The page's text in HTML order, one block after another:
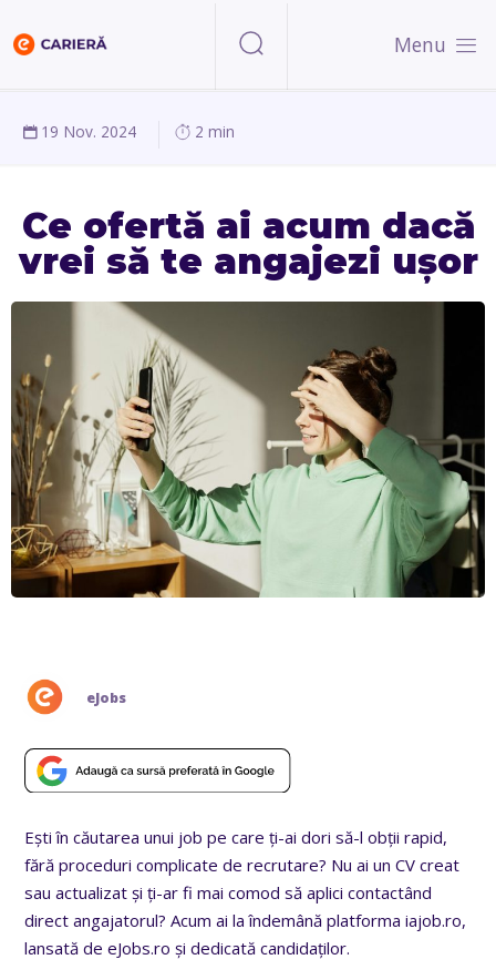
Menu
19 Nov. 2024 2 min
Ce ofertă ai acum dacă
vrei să te angajezi ușor
eJobs
Ești în căutarea unui job pe care ți-ai dori să-l obții rapid,
fără proceduri complicate de recrutare? Nu ai un CV creat
sau actualizat și ți-ar fi mai comod să aplici contactând
direct angajatorul? Acum ai la îndemână platforma iajob.ro,
lansată de eJobs.ro și dedicată candidaților.